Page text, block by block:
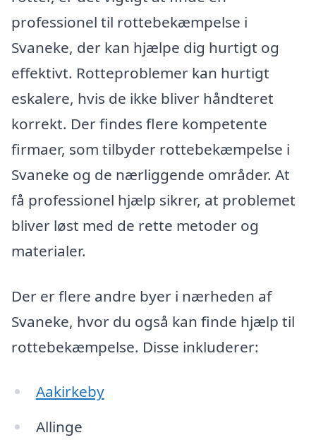
professionel til rottebekæmpelse i
Svaneke, der kan hjælpe dig hurtigt og
effektivt. Rotteproblemer kan hurtigt
eskalere, hvis de ikke bliver håndteret
korrekt. Der findes flere kompetente
firmaer, som tilbyder rottebekæmpelse i
Svaneke og de nærliggende områder. At
få professionel hjælp sikrer, at problemet
bliver løst med de rette metoder og
materialer.
Der er flere andre byer i nærheden af
Svaneke, hvor du også kan finde hjælp til
rottebekæmpelse. Disse inkluderer:
Aakirkeby
Allinge